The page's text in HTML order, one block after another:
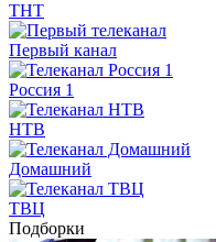
ТНТ
Первый канал
Россия 1
НТВ
Домашний
ТВЦ
Подборки